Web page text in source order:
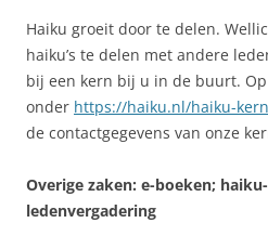
Haiku groeit door te delen.
haiku’s te delen met andere
bij een kern bij u in de buurt.
onder https://haiku.nl/haiku-
de contactgegevens van onze
Overige zaken: e-boeken;
ledenvergadering